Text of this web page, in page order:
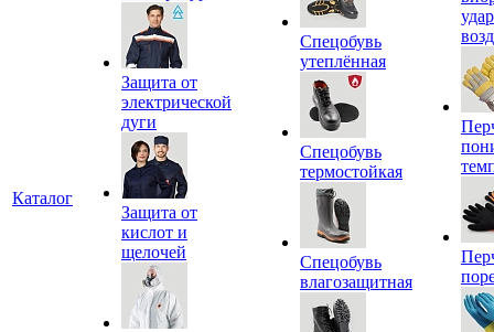
Каталог
Защита от
электрической
дуги
Защита от
кислот и
щелочей
Спецобувь
утеплённая
Спецобувь
термостойкая
Спецобувь
влагозащитная